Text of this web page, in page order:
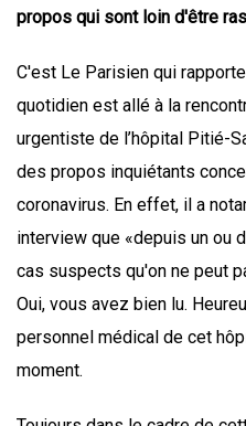
propos qui sont loin d'être
C'est Le Parisien qui
quotidien est allé à la
urgentiste de l’hôpital Pitié-
des propos inquiétants
coronavirus. En effet, il a
interview que «depuis un ou
cas suspects qu'on ne peut
Oui, vous avez bien lu.
personnel médical de cet
moment.